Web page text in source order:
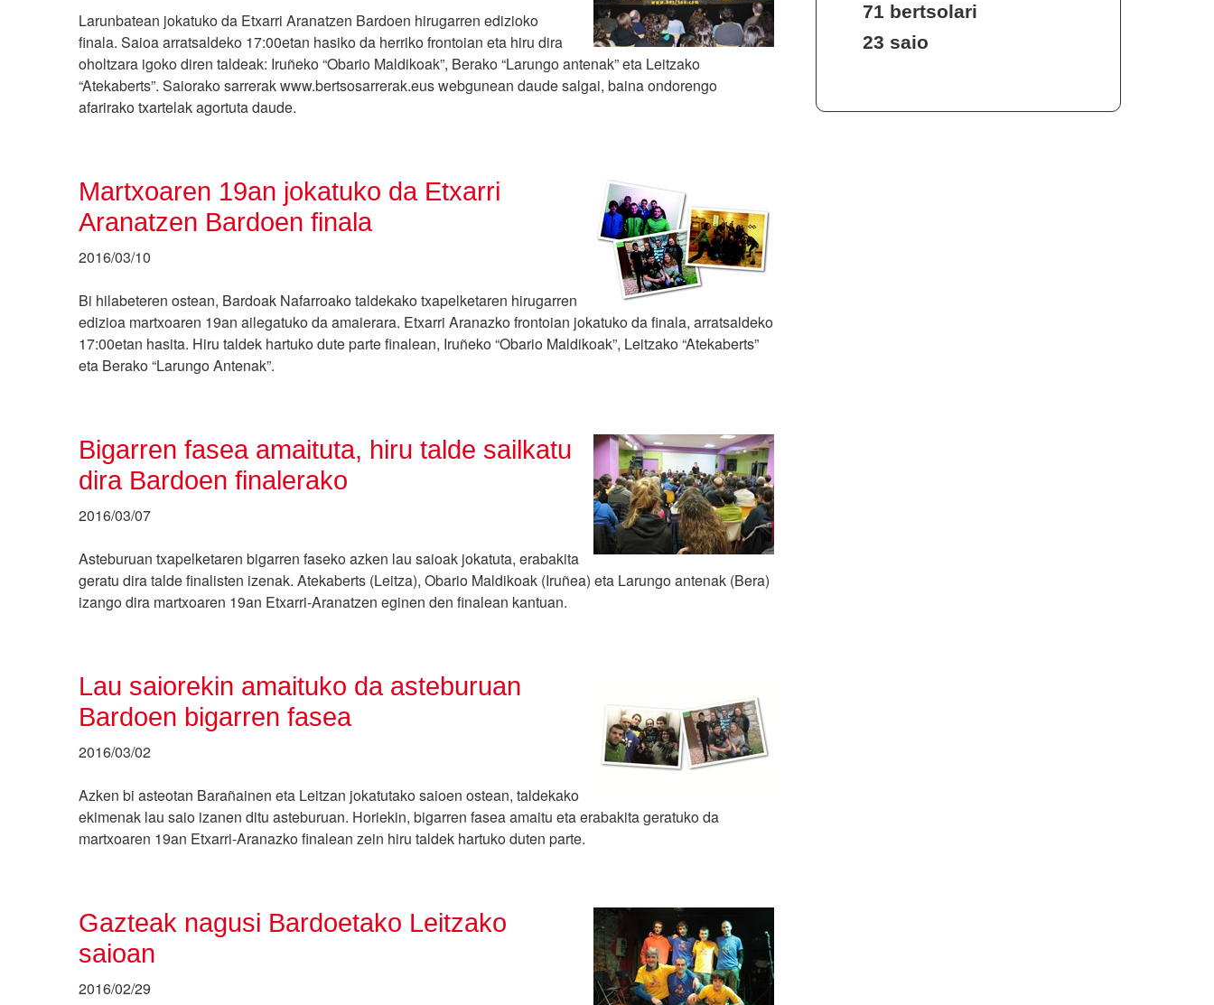
Larunbatean jokatuko da Etxarri Aranatzen Bardoen hirugarren edizioko
finala. Saioa arratsaldeko 17:00etan hasiko da herriko frontoian eta hiru dira
oholtzara igoko diren taldeak: Iruñeko “Obario Maldikoak”, Berako “Larungo antenak” eta Leitzako
“Atekaberts”. Saiorako sarrerak www.bertsosarrerak.eus webgunean daude salgai, baina ondorengo
afarirako txartelak agortuta daude.
Martxoaren 19an jokatuko da Etxarri
Aranatzen Bardoen finala
2016/03/10
Bi hilabeteren ostean, Bardoak Nafarroako taldekako txapelketaren hirugarren
edizioa martxoaren 19an ailegatuko da amaierara. Etxarri Aranazko frontoian jokatuko da finala, arratsaldeko
17:00etan hasita. Hiru taldek hartuko dute parte finalean, Iruñeko “Obario Maldikoak”, Leitzako “Atekaberts”
eta Berako “Larungo Antenak”.
Bigarren fasea amaituta, hiru talde sailkatu
dira Bardoen finalerako
2016/03/07
Asteburuan txapelketaren bigarren faseko azken lau saioak jokatuta, erabakita
geratu dira talde finalisten izenak. Atekaberts (Leitza), Obario Maldikoak (Iruñea) eta Larungo antenak (Bera)
izango dira martxoaren 19an Etxarri-Aranatzen eginen den finalean kantuan.
Lau saiorekin amaituko da asteburuan
Bardoen bigarren fasea
2016/03/02
Azken bi asteotan Barañainen eta Leitzan jokatutako saioen ostean, taldekako
ekimenak lau saio izanen ditu asteburuan. Horiekin, bigarren fasea amaitu eta erabakita geratuko da
martxoaren 19an Etxarri-Aranazko finalean zein hiru taldek hartuko duten parte.
Gazteak nagusi Bardoetako Leitzako
saioan
2016/02/29
71 bertsolari
23 saio